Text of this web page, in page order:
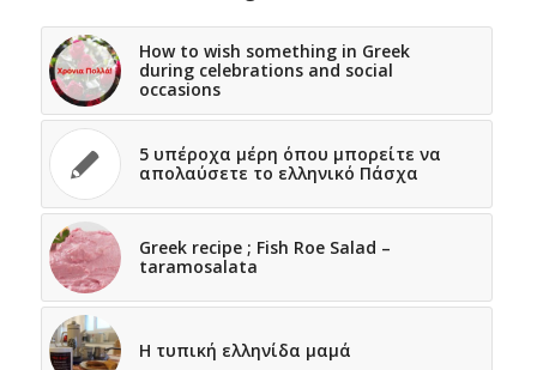
How to wish something in Greek
during celebrations and social
occasions
5 υπέροχα μέρη όπου μπορείτε να
απολαύσετε το ελληνικό Πάσχα
Greek recipe ; Fish Roe Salad –
taramosalata
Η τυπική ελληνίδα μαμά